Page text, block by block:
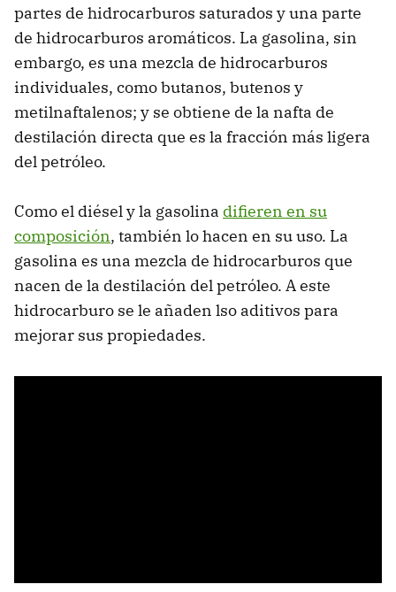
partes de hidrocarburos saturados y una parte
de hidrocarburos aromáticos. La gasolina, sin
embargo, es una mezcla de hidrocarburos
individuales, como butanos, butenos y
metilnaftalenos; y se obtiene de la nafta de
destilación directa que es la fracción más ligera
del petróleo.
Como el diésel y la gasolina difieren en su
composición, también lo hacen en su uso. La
gasolina es una mezcla de hidrocarburos que
nacen de la destilación del petróleo. A este
hidrocarburo se le añaden lso aditivos para
mejorar sus propiedades.